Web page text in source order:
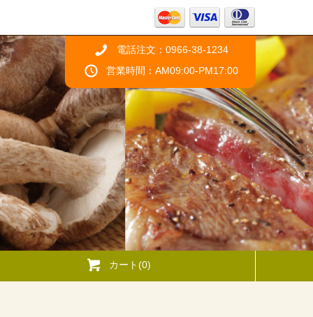
電話注文：0966-38-1234
営業時間：AM09:00-PM17:00
カート(0)